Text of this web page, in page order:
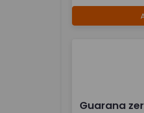
Guarana